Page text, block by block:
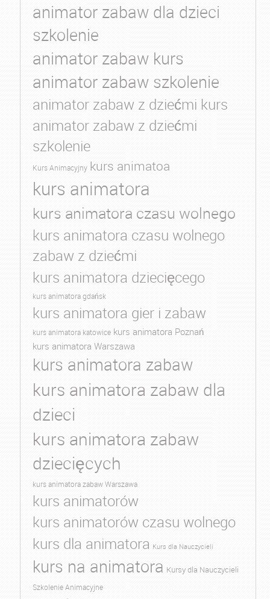
animator zabaw dla dzieci
szkolenie
animator zabaw kurs
animator zabaw szkolenie
animator zabaw z dziećmi kurs
animator zabaw z dziećmi
szkolenie
Kurs Animacyjny kurs animatoa
kurs animatora
kurs animatora czasu wolnego
kurs animatora czasu wolnego
zabaw z dziećmi
kurs animatora dziecięcego
kurs animatora gdańsk
kurs animatora gier i zabaw
kurs animatora katowice kurs animatora Poznań
kurs animatora Warszawa
kurs animatora zabaw
kurs animatora zabaw dla
dzieci
kurs animatora zabaw
dziecięcych
kurs animatora zabaw Warszawa
kurs animatorów
kurs animatorów czasu wolnego
kurs dla animatora Kurs dla Nauczycieli
kurs na animatora Kursy dla Nauczycieli
Szkolenie Animacyjne